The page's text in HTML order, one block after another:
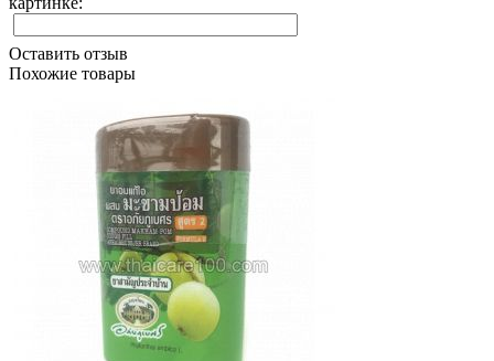
Оставить отзыв
Похожие товары